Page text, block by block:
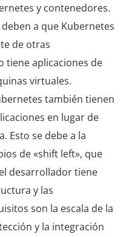
y contenedores.
a que Kubernetes
de otras
tiene aplicaciones de
virtuales.
también tienen
en lugar de
Esto se debe a la
de «shift left», que
desarrollador tiene
y las
son la escala de la
y la integración